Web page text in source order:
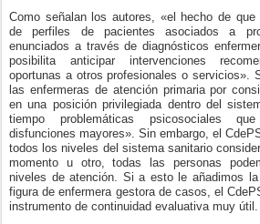
Como señalan los autores, «el hecho de que
de perfiles de pacientes asociados a
enunciados a través de diagnósticos
posibilita anticipar intervenciones
oportunas a otros profesionales o servicios».
las enfermeras de atención primaria por
en una posición privilegiada dentro del
tiempo problemáticas psicosociales
disfunciones mayores». Sin embargo, el
todos los niveles del sistema sanitario
momento u otro, todas las personas
niveles de atención. Si a esto le añadimos
figura de enfermera gestora de casos, el
instrumento de continuidad evaluativa muy útil.